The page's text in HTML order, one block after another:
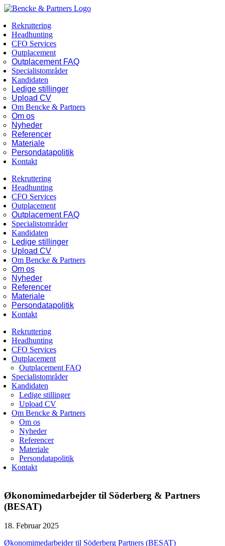
Skip
content
Facebook
LinkedIn
Rekruttering
Headhunting
CFO Services
Outplacement
Outplacement FAQ
Specialistområder
Kandidaten
Ledige stillinger
Upload CV
Om Bencke & Partners
Om os
Nyheder
Referencer
Materiale
Persondatapolitik
Kontakt
Rekruttering
Headhunting
CFO Services
Outplacement
Outplacement FAQ
Specialistområder
Kandidaten
Ledige stillinger
Upload CV
Om Bencke & Partners
Om os
Nyheder
Referencer
Materiale
Persondatapolitik
Kontakt
Rekruttering
Headhunting
CFO Services
Outplacement
Outplacement FAQ
Specialistområder
Kandidaten
Ledige stillinger
Upload CV
Om Bencke & Partners
Om os
Nyheder
Referencer
Materiale
Persondatapolitik
Kontakt
Økonomimedarbejder til Söderberg & Partners
(BESAT)
18. Februar 2025
Økonomimedarbejder til Söderberg Partners (BESAT)